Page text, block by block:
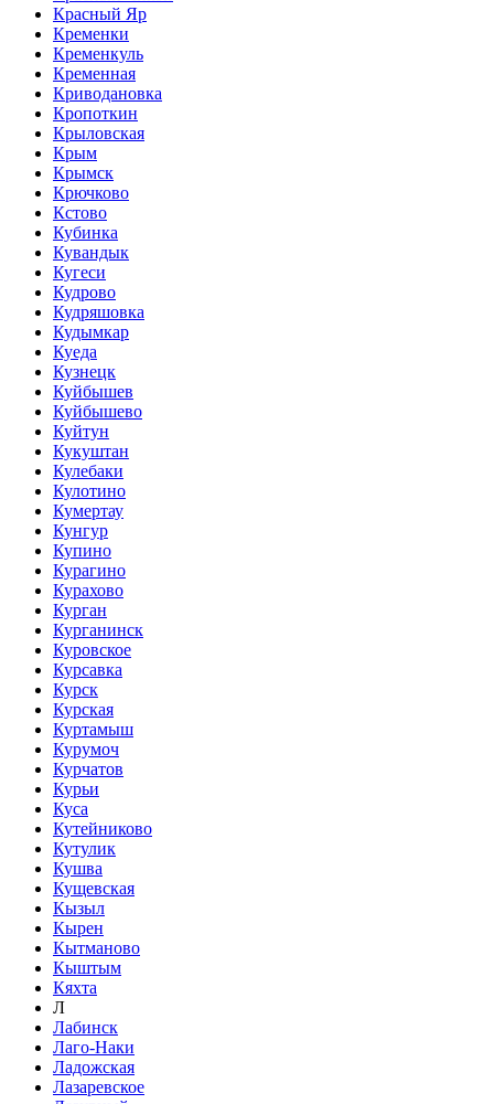
Красный Яр
Кременки
Кременкуль
Кременная
Криводановка
Кропоткин
Крыловская
Крым
Крымск
Крючково
Кстово
Кубинка
Кувандык
Кугеси
Кудрово
Кудряшовка
Кудымкар
Куеда
Кузнецк
Куйбышев
Куйбышево
Куйтун
Кукуштан
Кулебаки
Кулотино
Кумертау
Кунгур
Купино
Курагино
Курахово
Курган
Курганинск
Куровское
Курсавка
Курск
Курская
Куртамыш
Курумоч
Курчатов
Курьи
Куса
Кутейниково
Кутулик
Кушва
Кущевская
Кызыл
Кырен
Кытманово
Кыштым
Кяхта
Л
Лабинск
Лаго-Наки
Ладожская
Лазаревское